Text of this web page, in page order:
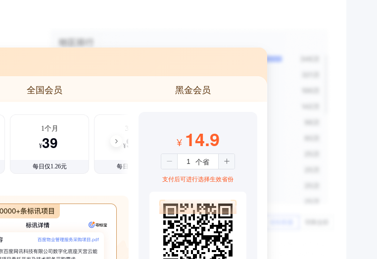
全国会员 黑金会员
1个月
¥39
每日仅1.26元
3个月
¥99
每日仅1.08元
¥ 14.9
支付后可进行选择生效省份